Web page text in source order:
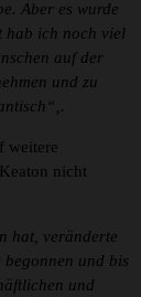
Aber es wurde
hab ich noch viel
auf der
und zu
weitere
nicht
hat, veränderte
begonnen und bis
und